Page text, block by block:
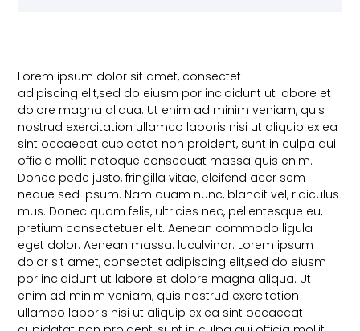
Lorem ipsum dolor sit amet, consectet
adipiscing elit,sed do eiusm por incididunt ut labore et
dolore magna aliqua. Ut enim ad minim veniam, quis
nostrud exercitation ullamco laboris nisi ut aliquip ex ea
sint occaecat cupidatat non proident, sunt in culpa qui
officia mollit natoque consequat massa quis enim.
Donec pede justo, fringilla vitae, eleifend acer sem
neque sed ipsum. Nam quam nunc, blandit vel, ridiculus
mus. Donec quam felis, ultricies nec, pellentesque eu,
pretium consectetuer elit. Aenean commodo ligula
eget dolor. Aenean massa. luculvinar. Lorem ipsum
dolor sit amet, consectet adipiscing elit,sed do eiusm
por incididunt ut labore et dolore magna aliqua. Ut
enim ad minim veniam, quis nostrud exercitation
ullamco laboris nisi ut aliquip ex ea sint occaecat